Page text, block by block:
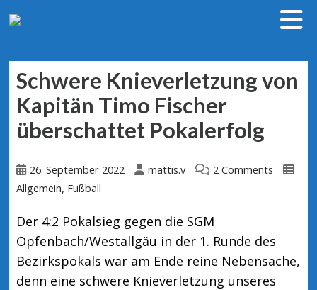
Schwere Knieverletzung von
Kapitän Timo Fischer
überschattet Pokalerfolg
26. September 2022 mattis.v
2 Comments
Allgemein, Fußball
Der 4:2 Pokalsieg gegen die SGM
Opfenbach/Westallgäu in der 1. Runde des
Bezirkspokals war am Ende reine Nebensache,
denn eine schwere Knieverletzung unseres